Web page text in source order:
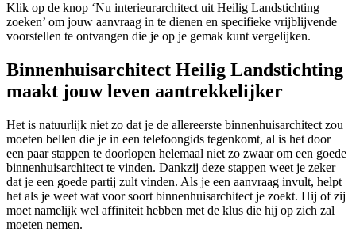
Klik op de knop ‘Nu interieurarchitect uit Heilig Landstichting
zoeken’ om jouw aanvraag in te dienen en specifieke vrijblijvende
voorstellen te ontvangen die je op je gemak kunt vergelijken.
Binnenhuisarchitect Heilig Landstichting
maakt jouw leven aantrekkelijker
Het is natuurlijk niet zo dat je de allereerste binnenhuisarchitect zou
moeten bellen die je in een telefoongids tegenkomt, al is het door
een paar stappen te doorlopen helemaal niet zo zwaar om een goede
binnenhuisarchitect te vinden. Dankzij deze stappen weet je zeker
dat je een goede partij zult vinden. Als je een aanvraag invult, helpt
het als je weet wat voor soort binnenhuisarchitect je zoekt. Hij of zij
moet namelijk wel affiniteit hebben met de klus die hij op zich zal
moeten nemen.